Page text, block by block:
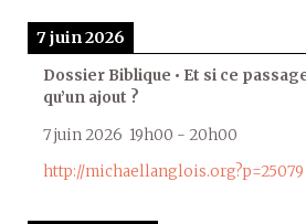
7 juin 2026
Dossier Biblique • Et si ce
qu’un ajout ?
7 juin 2026 19h00 - 20h00
http://michaellanglois.org?p=25079